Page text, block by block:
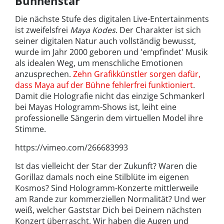
Die nächste Stufe des digitalen Live-Entertainments
ist zweifelsfrei Maya Kodes. Der Charakter ist sich
seiner digitalen Natur auch vollständig bewusst,
wurde im Jahr 2000 geboren und 'empfindet' Musik
als idealen Weg, um menschliche Emotionen
anzusprechen. Zehn Grafikkünstler sorgen dafür,
dass Maya auf der Bühne fehlerfrei funktioniert.
Damit die Holografie nicht das einzige Schmankerl
bei Mayas Hologramm-Shows ist, leiht eine
professionelle Sängerin dem virtuellen Model ihre
Stimme.
https://vimeo.com/266683993
Ist das vielleicht der Star der Zukunft? Waren die
Gorillaz damals noch eine Stilblüte im eigenen
Kosmos? Sind Hologramm-Konzerte mittlerweile
am Rande zur kommerziellen Normalität? Und wer
weiß, welcher Gaststar Dich bei Deinem nächsten
Konzert überrascht. Wir haben die Augen und